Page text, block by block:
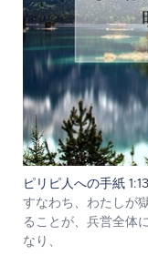
ピリピ人への手紙
すなわち、わたしが
ることが、兵営全体
なり、